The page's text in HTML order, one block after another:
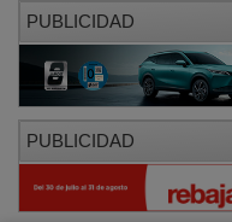
PUBLICIDAD
PUBLICIDAD